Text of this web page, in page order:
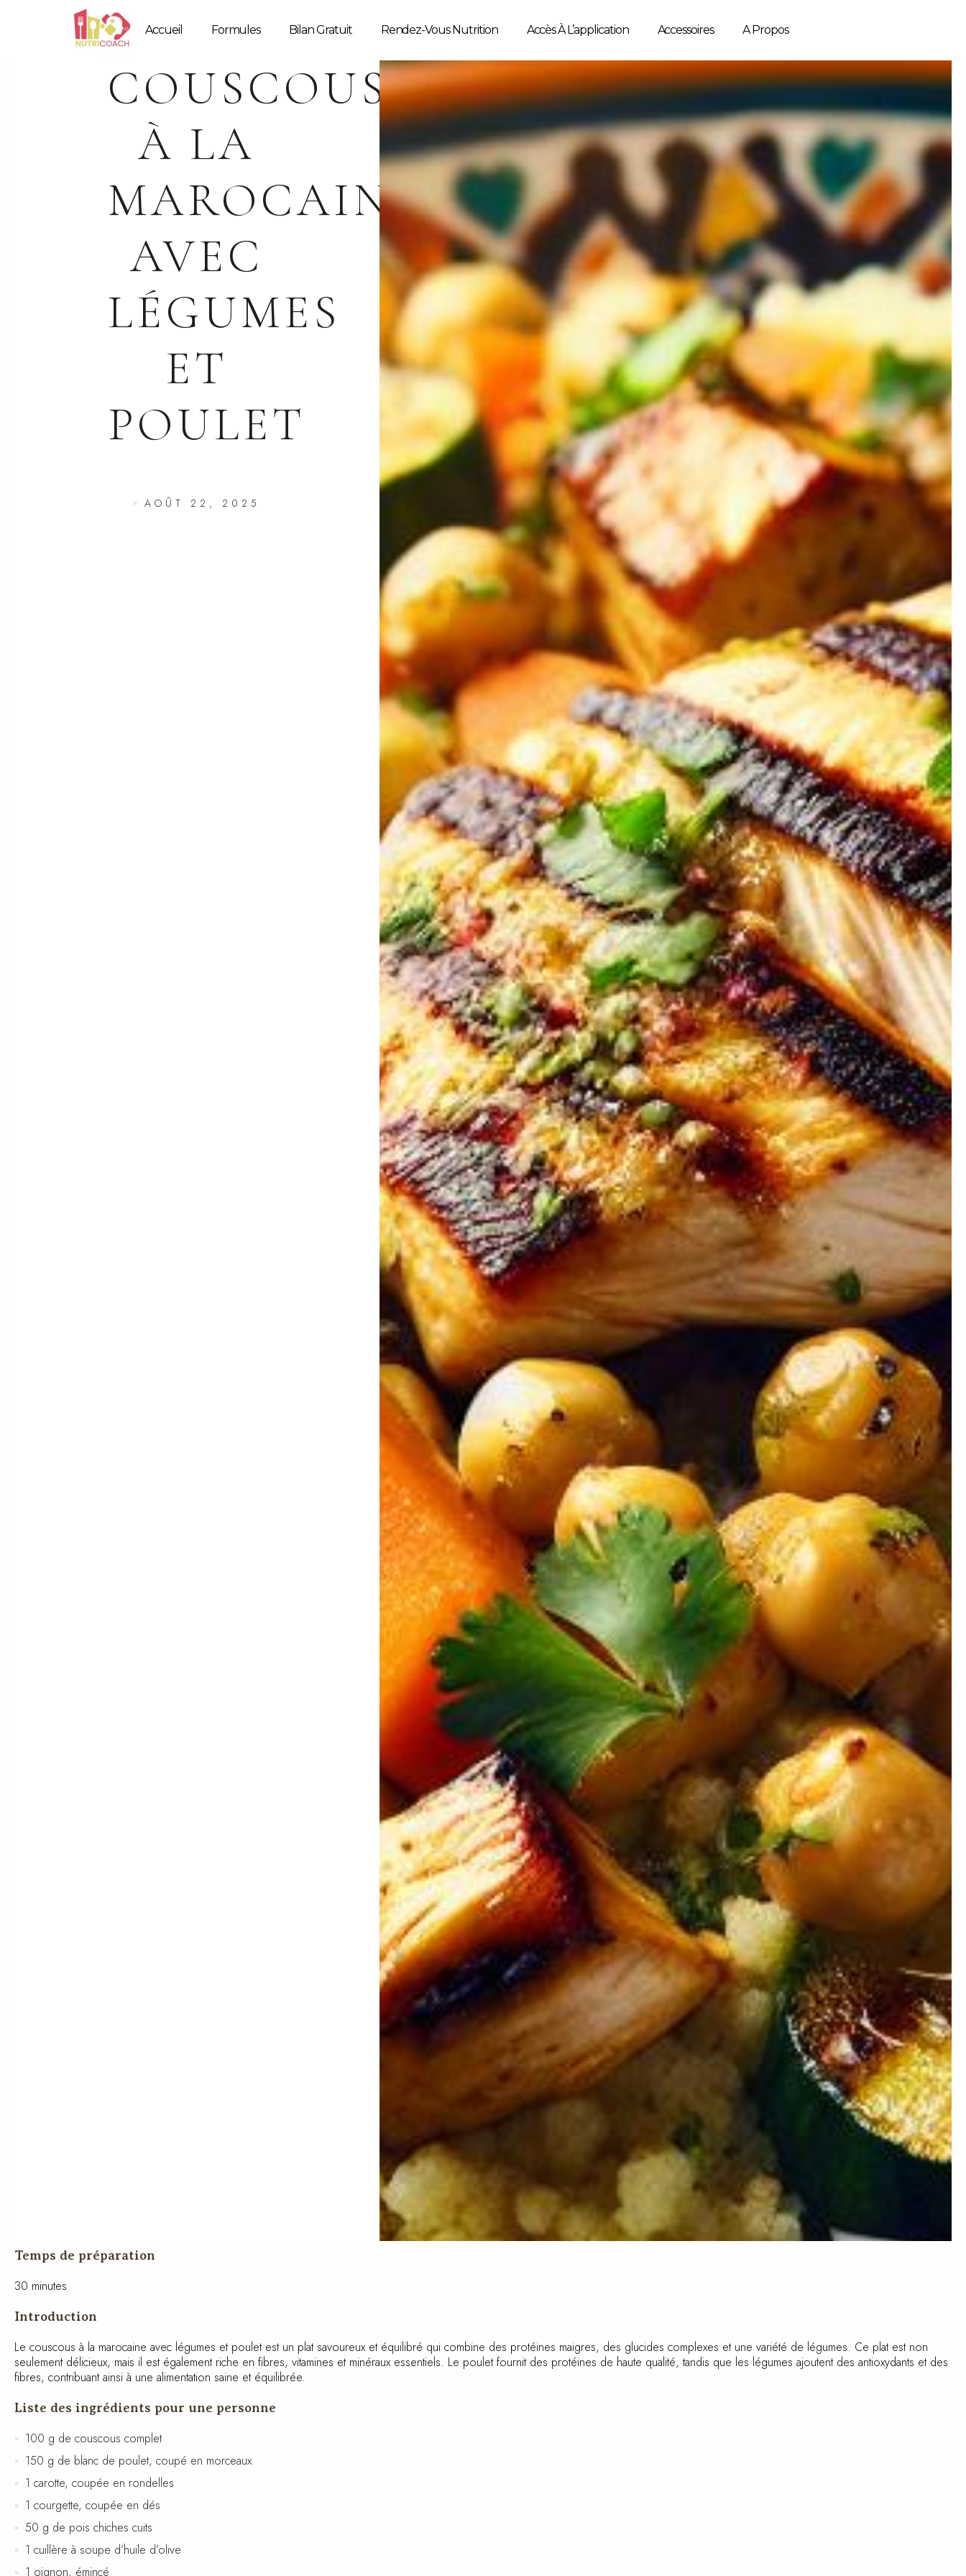
Accueil Formules Bilan Gratuit Rendez-Vous Nutrition Accès À L’application Accessoires A Propos
COUSCOUS
À LA
MAROCAINE
AVEC
LÉGUMES
ET
POULET
AOÛT 22, 2025
Temps de préparation
30 minutes
Introduction
Le couscous à la marocaine avec légumes et poulet est un plat savoureux et équilibré qui combine des protéines maigres, des glucides complexes et une variété de légumes. Ce plat est non
seulement délicieux, mais il est également riche en fibres, vitamines et minéraux essentiels. Le poulet fournit des protéines de haute qualité, tandis que les légumes ajoutent des antioxydants et
des fibres, contribuant ainsi à une alimentation saine et équilibrée.
Liste des ingrédients pour une personne
100 g de couscous complet
150 g de blanc de poulet, coupé en morceaux
1 carotte, coupée en rondelles
1 courgette, coupée en dés
50 g de pois chiches cuits
1 cuillère à soupe d’huile d’olive
1 oignon, émincé
Que diriez-vous d’avoir Votre coach Nutrition ?
Imaginez la puissance de l’Intelligence Artificielle à votre service pour perdre du poids, prendre de la masse ou
simplement mieux manger. Découvrez NutriCoach AI et atteignez vos objectifs sans régime mais simplement
avec un rééquilibrage alimentaire !
Profitez de 50% de réduction pour tester et constater.
Recevez votre code promo sur votre accompagnement Nutrition par Intelligence Artificielle.
×